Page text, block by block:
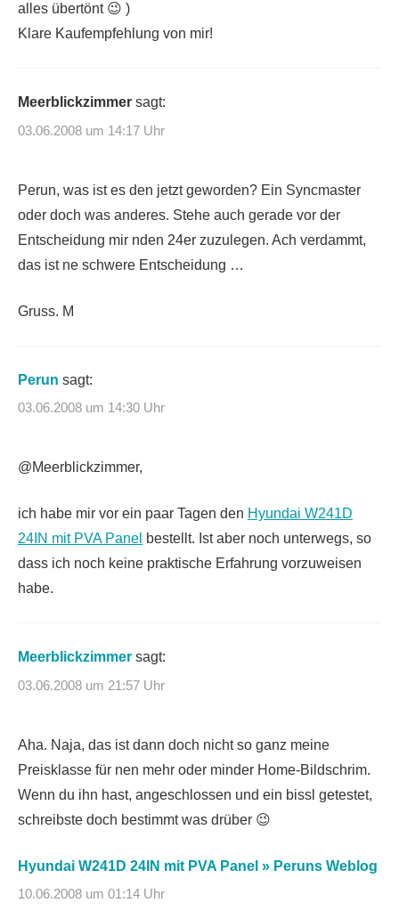
alles übertönt 😉 )
Klare Kaufempfehlung von mir!
Meerblickzimmer sagt:
03.06.2008 um 14:17 Uhr
Perun, was ist es den jetzt geworden? Ein Syncmaster
oder doch was anderes. Stehe auch gerade vor der
Entscheidung mir nden 24er zuzulegen. Ach verdammt,
das ist ne schwere Entscheidung …
Gruss. M
Perun sagt:
03.06.2008 um 14:30 Uhr
@Meerblickzimmer,
ich habe mir vor ein paar Tagen den Hyundai W241D
24IN mit PVA Panel bestellt. Ist aber noch unterwegs, so
dass ich noch keine praktische Erfahrung vorzuweisen
habe.
Meerblickzimmer sagt:
03.06.2008 um 21:57 Uhr
Aha. Naja, das ist dann doch nicht so ganz meine
Preisklasse für nen mehr oder minder Home-Bildschrim.
Wenn du ihn hast, angeschlossen und ein bissl getestet,
schreibste doch bestimmt was drüber 😉
Hyundai W241D 24IN mit PVA Panel » Peruns Weblog
10.06.2008 um 01:14 Uhr